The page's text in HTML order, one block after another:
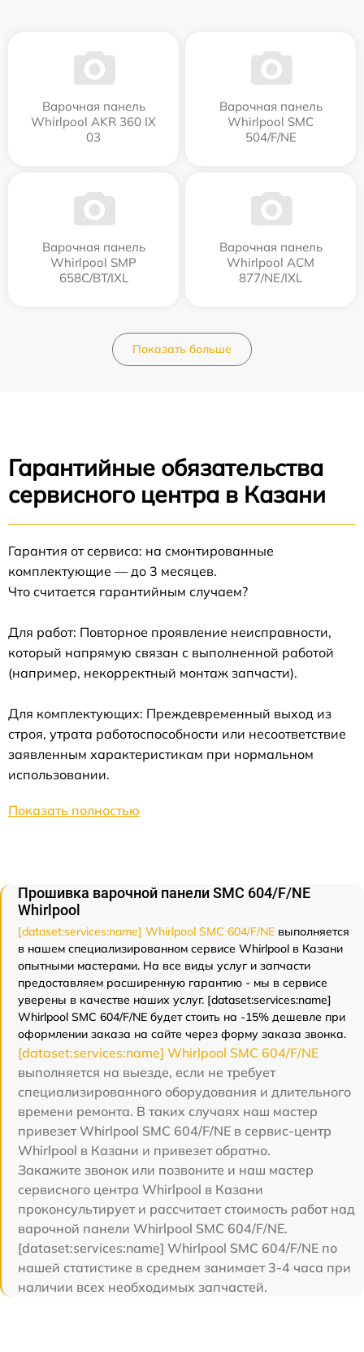
Варочная панель
Whirlpool AKR 360 IX
03
Варочная панель
Whirlpool SMC
504/F/NE
Варочная панель
Whirlpool SMP
658C/BT/IXL
Варочная панель
Whirlpool ACM
877/NE/IXL
Показать больше
Гарантийные обязательства
сервисного центра в Казани
Гарантия от сервиса: на смонтированные
комплектующие — до 3 месяцев.
Что считается гарантийным случаем?
Для работ: Повторное проявление неисправности,
который напрямую связан с выполненной работой
(например, некорректный монтаж запчасти).
Для комплектующих: Преждевременный выход из
строя, утрата работоспособности или несоответствие
заявленным характеристикам при нормальном
использовании.
Показать полностью
Прошивка варочной панели SMC 604/F/NE
Whirlpool
[dataset:services:name] Whirlpool SMC 604/F/NE выполняется
в нашем специализированном сервисе Whirlpool в Казани
опытными мастерами. На все виды услуг и запчасти
предоставляем расширенную гарантию - мы в сервисе
уверены в качестве наших услуг. [dataset:services:name]
Whirlpool SMC 604/F/NE будет стоить на -15% дешевле при
оформлении заказа на сайте через форму заказа звонка.
[dataset:services:name] Whirlpool SMC 604/F/NE
выполняется на выезде, если не требует
специализированного оборудования и длительного
времени ремонта. В таких случаях наш мастер
привезет Whirlpool SMC 604/F/NE в сервис-центр
Whirlpool в Казани и привезет обратно.
Закажите звонок или позвоните и наш мастер
сервисного центра Whirlpool в Казани
проконсультирует и рассчитает стоимость работ над
варочной панели Whirlpool SMC 604/F/NE.
[dataset:services:name] Whirlpool SMC 604/F/NE по
нашей статистике в среднем занимает 3-4 часа при
наличии всех необходимых запчастей.